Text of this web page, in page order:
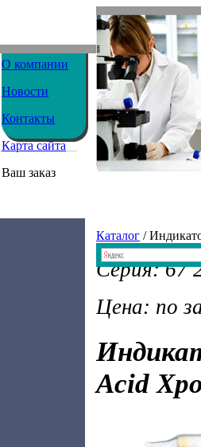
О компании
Новости
Контакты
Карта сайта
Ваш заказ
Каталог /
Серия: 67
Цена: по
Acid